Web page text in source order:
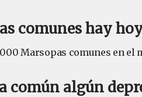
comunes hay
Marsopas comunes en el
común algún